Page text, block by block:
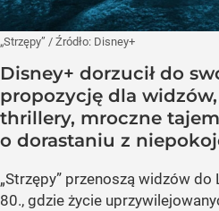
„Strzępy” / Źródło: Disney+
Disney+ dorzucił do
propozycję dla
thrillery, mroczne
o dorastaniu z
„Strzępy” przenoszą widzów
80., gdzie życie